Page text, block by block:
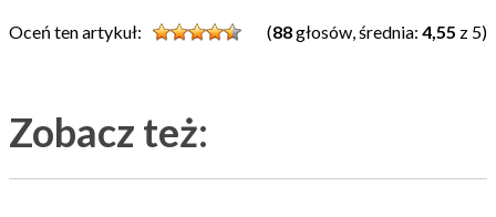
Oceń ten artykuł: (88głosów, średnia: 4,55 z 5)
Zobacz też: